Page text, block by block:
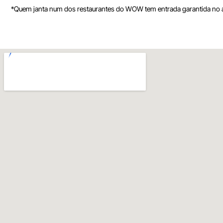
*Quem janta num dos restaurantes do WOW tem entrada garantida no